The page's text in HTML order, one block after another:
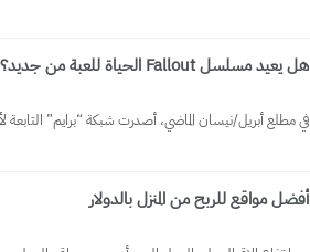
هل يعيد مسلسل Fallout الحياة للعبة من جديد؟
في مطلع أبريل/نيسان الماضي، أصدرت شبكة “برايم”
أفضل مواقع للربح من المنزل بالدولار